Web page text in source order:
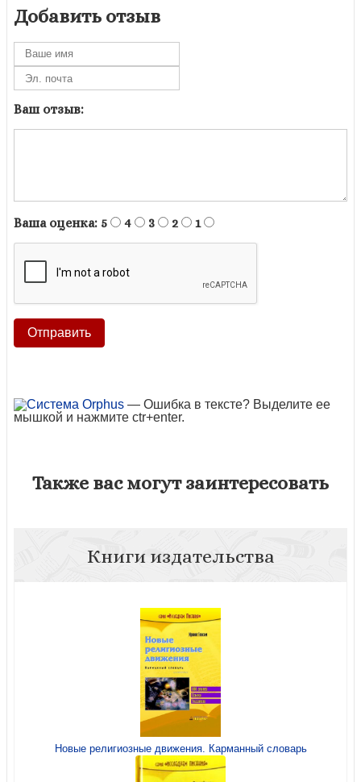
Добавить отзыв
Ваш отзыв:
Ваша оценка: 5 4 3 2 1
— Ошибка в тексте? Выделите ее
мышкой и нажмите ctr+enter.
Также вас могут заинтересовать
Книги издательства
Новые религиозные движения. Карманный словарь